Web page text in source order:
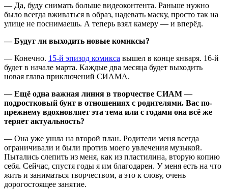
— Да, буду снимать больше видеоконтента. Раньше нужно
было всегда вживаться в образ, надевать маску, просто так на
улице не поснимаешь. А теперь взял камеру — и вперёд.
— Будут ли выходить новые комиксы?
— Конечно. 15-й эпизод комикса вышел в конце января. 16-й
будет в начале марта. Каждые два месяца будет выходить
новая глава приключений СИАМА.
— Ещё одна важная линия в творчестве СИАМ —
подростковый бунт в отношениях с родителями. Вас по-
прежнему вдохновляет эта тема или с годами она всё же
теряет актуальность?
— Она уже ушла на второй план. Родители меня всегда
ограничивали и были против моего увлечения музыкой.
Пытались слепить из меня, как из пластилина, вторую копию
себя. Сейчас, спустя годы я им благодарен. У меня есть на что
жить и заниматься творчеством, а это к слову, очень
дорогостоящее занятие.